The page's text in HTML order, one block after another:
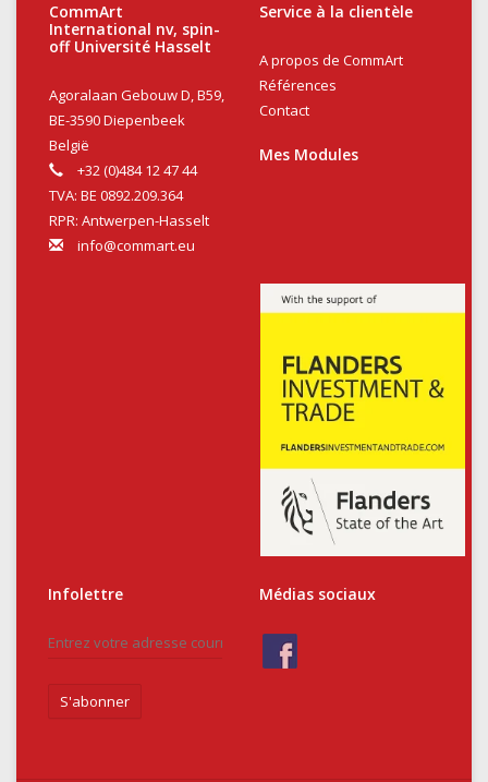
CommArt
International nv, spin-
off Université Hasselt
Agoralaan Gebouw D, B59,
BE-3590 Diepenbeek
België
+32 (0)484 12 47 44
TVA: BE 0892.209.364
RPR: Antwerpen-Hasselt
info@commart.eu
Service à la clientèle
A propos de CommArt
Références
Contact
Mes Modules
Infolettre
S'abonner
Médias sociaux